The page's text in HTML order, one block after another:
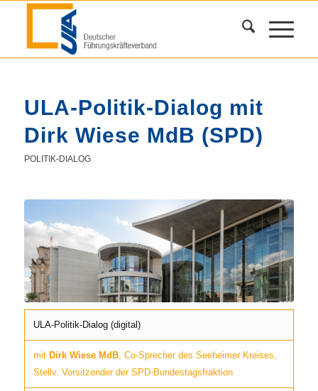
ULA-Politik-Dialog mit
Dirk Wiese MdB (SPD)
POLITIK-DIALOG
ULA-Politik-Dialog (digital)
mit Dirk Wiese MdB, Co-Sprecher des Seeheimer Kreises,
Stellv. Vorsitzender der SPD-Bundestagsfraktion